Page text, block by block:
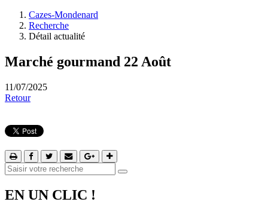
Cazes-Mondenard
Recherche
Détail actualité
Marché gourmand 22 Août
11/07/2025
Retour
EN UN CLIC !